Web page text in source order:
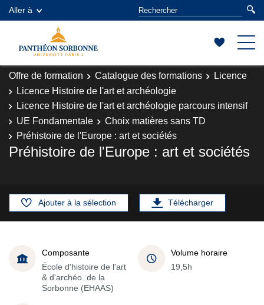
Aller à
Offre de formation Catalogue des formations
Licence
Licence Histoire de l'art et archéologie
Licence Histoire de l'art et archéologie parcours intensif
UE Fondamentale
Choix matières sans TD
Préhistoire de l'Europe : art et sociétés
Préhistoire de l'Europe : art et sociétés
Ajouter à la sélection Télécharger
Composante
École d'histoire de l'art
& d'archéo. de la
Sorbonne (EHAAS)
Volume horaire
19,5h